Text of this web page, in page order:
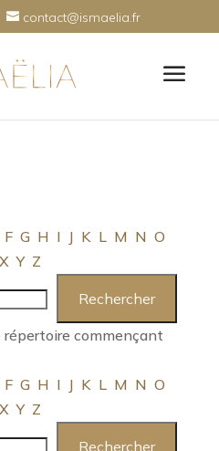
contact@ismaelia.fr
F G H I J K L M N O
X Y Z
répertoire commençant
F G H I J K L M N O
X Y Z